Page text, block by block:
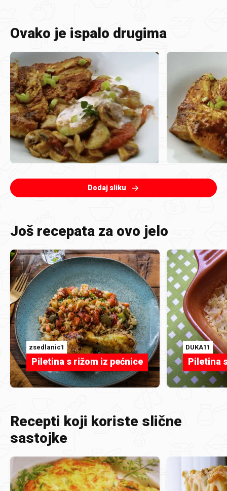
Ovako je ispalo drugima
Dodaj sliku
Još recepata za ovo jelo
zsedlanic1
Piletina s rižom iz pećnice
DUKA11
Piletina
Recepti koji koriste slične
sastojke